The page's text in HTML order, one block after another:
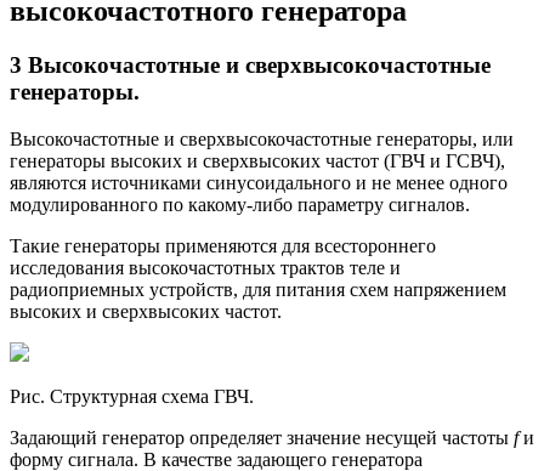
высокочастотного генератора
3 Высокочастотные и сверхвысокочастотные
генераторы.
Высокочастотные и сверхвысокочастотные генераторы, или
генераторы высоких и сверхвысоких частот (ГВЧ и ГСВЧ),
являются источниками синусоидального и не менее одного
модулированного по какому-либо параметру сигналов.
Такие генераторы применяются для всестороннего
исследования высокочастотных трактов теле и
радиоприемных устройств, для питания схем напряжением
высоких и сверхвысоких частот.
Рис. Структурная схема ГВЧ.
Задающий генератор определяет значение несущей частоты fи
форму сигнала. В качестве задающего генератора